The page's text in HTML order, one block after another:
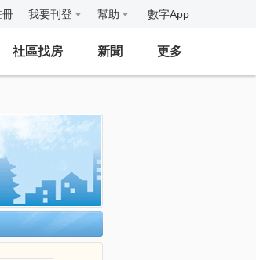
冊 我要刊登 幫助 數字App
社區找房 新聞 更多